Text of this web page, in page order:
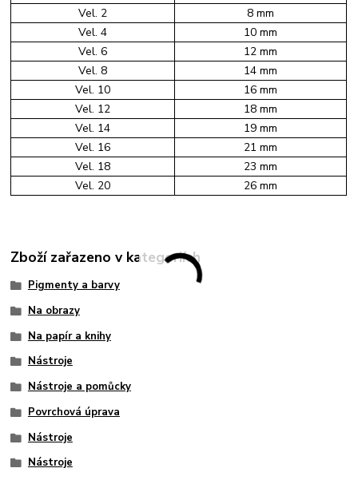
Vel. 2
8 mm
Vel. 4
10 mm
Vel. 6
12 mm
Vel. 8
14 mm
Vel. 10
16 mm
Vel. 12
18 mm
Vel. 14
19 mm
Vel. 16
21 mm
Vel. 18
23 mm
Vel. 20
26 mm
Zboží zařazeno v kategoriích
Pigmenty a barvy
Na obrazy
Na papír a knihy
Nástroje
Nástroje a pomůcky
Povrchová úprava
Nástroje
Nástroje